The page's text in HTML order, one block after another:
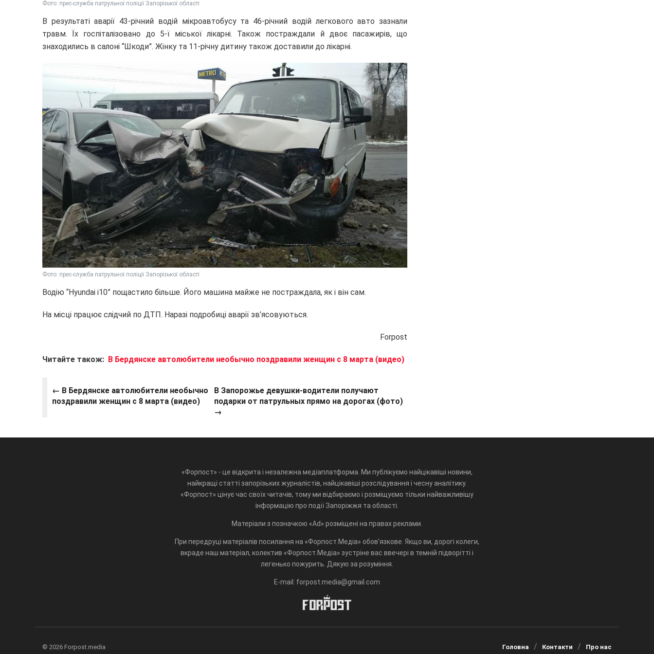
Фото: прес-служба патрульної поліції Запорізької області
В результаті аварії 43-річний водій мікроавтобусу та 46-річний водій легкового авто зазнали
травм. Їх госпіталізовано до 5-ї міської лікарні. Також постраждали й двоє пасажирів, що
знаходились в салоні “Шкоди”. Жінку та 11-річну дитину також доставили до лікарні.
Фото: прес-служба патрульної поліції Запорізької області
Водію “Hyundai i10” пощастило більше. Його машина майже не постраждала, як і він сам.
На місці працює слідчий по ДТП. Наразі подробиці аварії зв’ясовуються.
Forpost
Читайте також: В Бердянске автолюбители необычно поздравили женщин с 8 марта (видео)
← В Бердянске автолюбители необычно
поздравили женщин с 8 марта (видео)
В Запорожье девушки-водители получают
подарки от патрульных прямо на дорогах (фото)
→
«Форпост» - це відкрита і незалежна медіаплатформа. Ми публікуємо найцікавіші новини,
найкращі статті запорізьких журналістів, найцікавіші розслідування і чесну аналітику.
«Форпост» цінує час своїх читачів, тому ми відбираємо і розміщуємо тільки найважливішу
інформацію про події Запоріжжя та області.
Матеріали з позначкою «Ad» розміщені на правах реклами.
При передруці матеріалів посилання на «Форпост.Медіа» обов'язкове. Якщо ви, дорогі колеги,
вкраде наш матеріал, колектив «Форпост.Медіа» зустріне вас ввечері в темній підворітті і
легенько пожурить. Дякую за розуміння.
E-mail: forpost.media@gmail.com
© 2026 Forpost.media Головна Контакти Про нас